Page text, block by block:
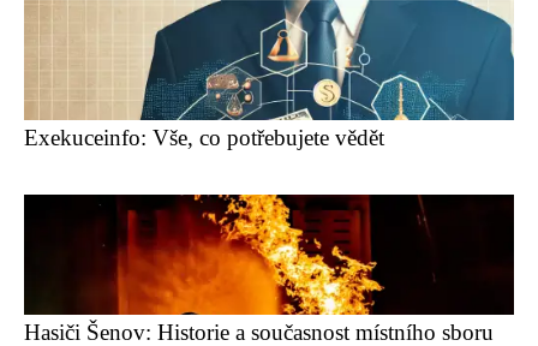
Exekuceinfo: Vše, co potřebujete vědět
Hasiči Šenov: Historie a současnost místního sboru